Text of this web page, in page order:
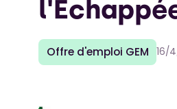
Offre d'emploi GEM 16/